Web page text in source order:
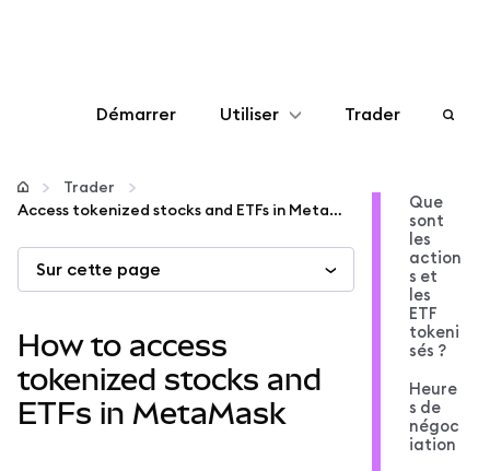
Démarrer Utiliser
Configurer
Autres utilisations du web3
Restez en sécurité
Trader
Trader
Access tokenized stocks and ETFs in MetaMask
Sur cette page
How to access
tokenized stocks and
ETFs in MetaMask
Que
sont
les
action
s et
les
ETF
tokeni
sés ?
Heure
s de
négoc
iation